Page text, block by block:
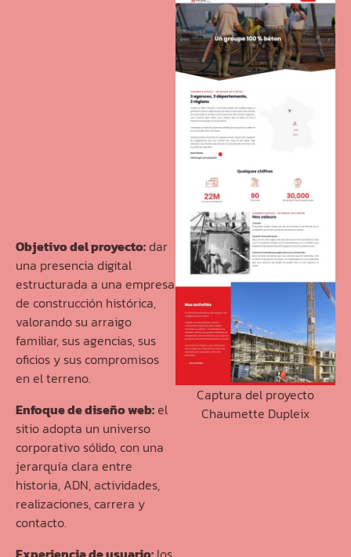
Objetivo del proyecto:dar
una presencia digital
estructurada a una empresa
de construcción histórica,
valorando su arraigo
familiar, sus agencias, sus
oficios y sus compromisos
en el terreno.
Enfoque de diseño web:el
sitio adopta un universo
corporativo sólido, con una
jerarquía clara entre
historia, ADN, actividades,
realizaciones, carrera y
contacto.
Captura del proyecto
Chaumette Dupleix